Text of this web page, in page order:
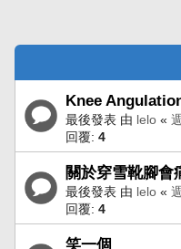
Knee
最後發表 由 lelo «
回覆: 4
關於穿雪靴腳會
最後發表 由 lelo «
回覆: 4
笑一個